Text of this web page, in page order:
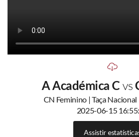
A Académica Cvs
CN Feminino | Taça Nacional
2025-06-15
Assistir